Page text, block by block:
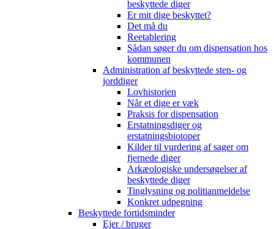
beskyttede diger
Er mit dige beskyttet?
Det må du
Reetablering
Sådan søger du om dispensation hos
kommunen
Administration af beskyttede sten- og
jorddiger
Lovhistorien
Når et dige er væk
Praksis for dispensation
Erstatningsdiger og
erstatningsbiotoper
Kilder til vurdering af sager om
fjernede diger
Arkæologiske undersøgelser af
beskyttede diger
Tinglysning og politianmeldelse
Konkret udpegning
Beskyttede fortidsminder
Ejer / bruger